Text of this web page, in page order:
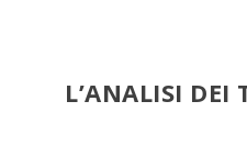
L’ANALISI DEI